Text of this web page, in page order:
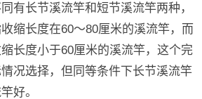
有长节溪流竿和短节溪流竿两种，
缩长度在60～80厘米的溪流竿，而
长度小于60厘米的溪流竿，这个完
况选择，但同等条件下长节溪流竿
好。